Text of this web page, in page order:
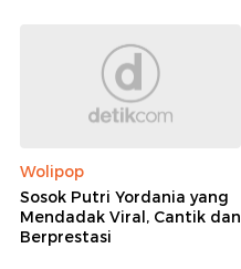
Wolipop
Sosok Putri Yordania yang
Mendadak Viral, Cantik dan
Berprestasi